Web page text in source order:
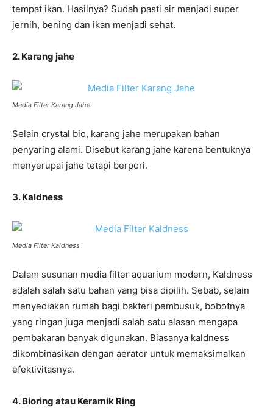
tempat ikan. Hasilnya? Sudah pasti air menjadi super
jernih, bening dan ikan menjadi sehat.
2. Karang jahe
Media Filter Karang Jahe
Selain crystal bio, karang jahe merupakan bahan
penyaring alami. Disebut karang jahe karena bentuknya
menyerupai jahe tetapi berpori.
3. Kaldness
Media Filter Kaldness
Dalam susunan media filter aquarium modern, Kaldness
adalah salah satu bahan yang bisa dipilih. Sebab, selain
menyediakan rumah bagi bakteri pembusuk, bobotnya
yang ringan juga menjadi salah satu alasan mengapa
pembakaran banyak digunakan. Biasanya kaldness
dikombinasikan dengan aerator untuk memaksimalkan
efektivitasnya.
4. Bioring atau Keramik Ring